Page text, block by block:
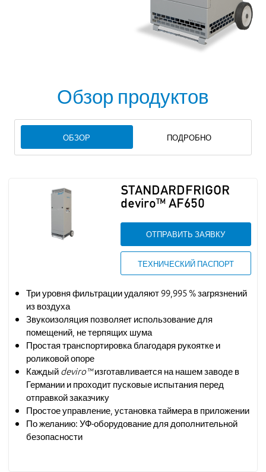
Обзор продуктов
ОБЗОР ПОДРОБНО
STANDARDFRIGOR
deviro™ AF650
ОТПРАВИТЬ ЗАЯВКУ
ТЕХНИЧЕСКИЙ ПАСПОРТ
Три уровня фильтрации удаляют 99,995 % загрязнений
из воздуха
Звукоизоляция позволяет использование для
помещений, не терпящих шума
Простая транспортировка благодаря рукоятке и
роликовой опоре
Каждыйdeviro™изготавливается на нашем заводе в
Германии и проходит пусковые испытания перед
отправкой заказчику
Простое управление, установка таймера в приложении
По желанию: УФ-оборудование для дополнительной
безопасности